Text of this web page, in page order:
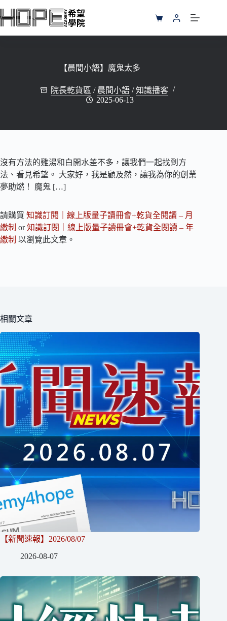
至
購
物
【晨間小語】魔鬼太多
院長乾貨區 / 晨間小語 /知識播客
2025-06-13
沒有方法的雞湯和白開水差不多，讓我們一起找到方
法、看見希望。 大家好，我是顧及然，讓我為你的創業
夢助燃！ 魔鬼 […]
請購買 知識訂閱｜線上版量子讀冊會+乾貨全閱讀 – 月
繳制 or知識訂閱｜線上版量子讀冊會+乾貨全閱讀 – 年
繳制 以瀏覽此文章。
相關文章
【新聞速報】2026/08/07
2026-08-07